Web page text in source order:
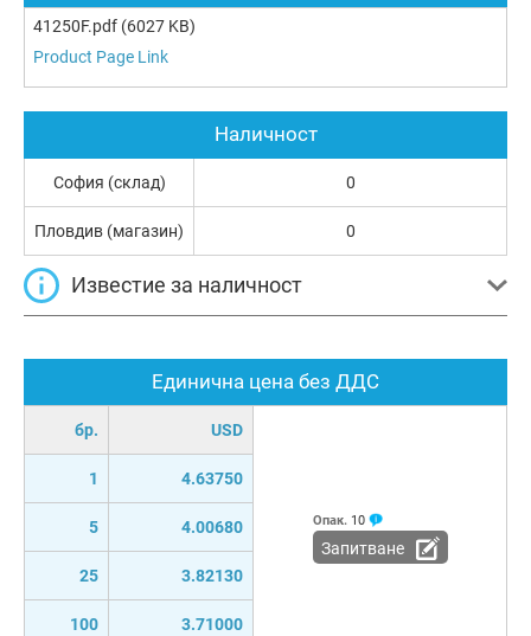
41250F.pdf (6027 KB)
Product Page Link
Единична цена без ДДС
бр. USD
1 4.63750
5 4.00680
25 3.82130
100 3.71000
Опак. 10
Запитване
Наличност
София (склад) 0
Пловдив (магазин) 0
Известие за наличност